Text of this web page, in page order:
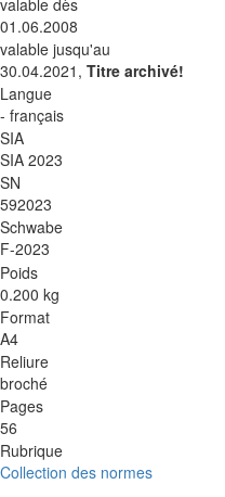
valable dès
01.06.2008
valable jusqu'au
30.04.2021, Titre archivé!
Langue
- français
SIA
SIA 2023
SN
592023
Schwabe
F-2023
Poids
0.200 kg
Format
A4
Reliure
broché
Pages
56
Rubrique
Collection des normes